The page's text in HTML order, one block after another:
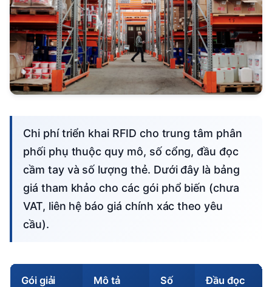
Chi phí triển khai RFID cho trung tâm phân
phối phụ thuộc quy mô, số cổng, đầu đọc
cầm tay và số lượng thẻ. Dưới đây là bảng
giá tham khảo cho các gói phổ biến (chưa
VAT, liên hệ báo giá chính xác theo yêu
cầu).
Gói giải
Mô tả
Số
Đầu đọc